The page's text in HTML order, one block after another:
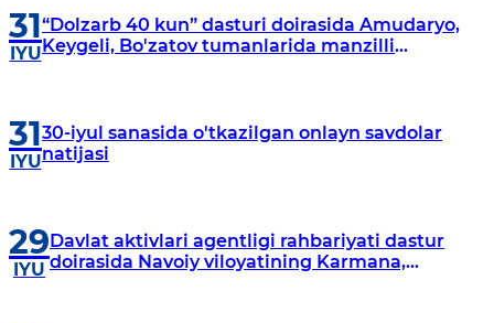
31
IYU
“Dolzarb 40 kun” dasturi doirasida Amudaryo,
Keygeli, Bo'zatov tumanlarida manzilli
31
IYU
30-iyul sanasida o'tkazilgan onlayn savdolar
natijasi
29
IYU
Davlat aktivlari agentligi rahbariyati dastur
doirasida Navoiy viloyatining Karmana,